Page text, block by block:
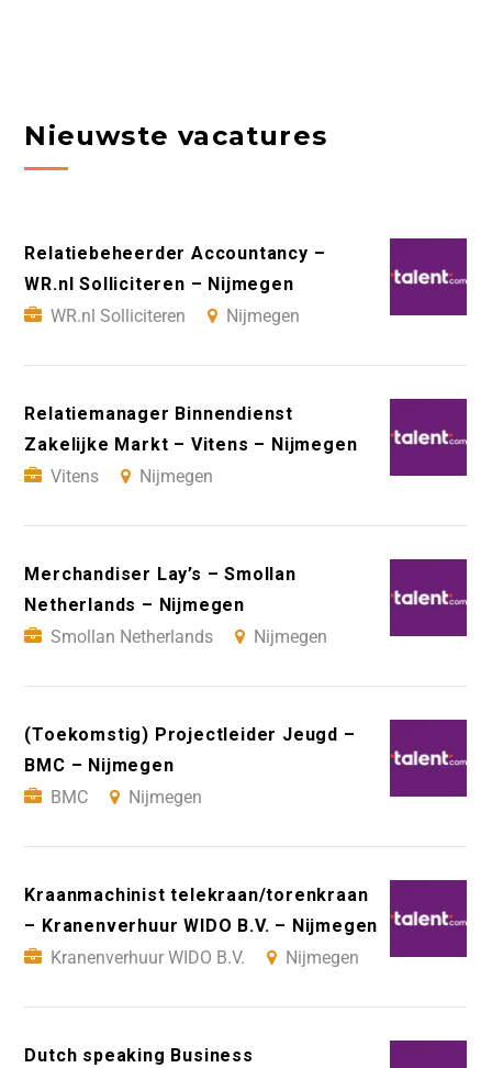
Nieuwste vacatures
Relatiebeheerder Accountancy –
WR.nl Solliciteren – Nijmegen
WR.nl Solliciteren
Nijmegen
Relatiemanager Binnendienst
Zakelijke Markt – Vitens – Nijmegen
Vitens
Nijmegen
Merchandiser Lay’s – Smollan
Netherlands – Nijmegen
Smollan Netherlands
Nijmegen
(Toekomstig) Projectleider Jeugd –
BMC – Nijmegen
BMC
Nijmegen
Kraanmachinist telekraan/torenkraan
– Kranenverhuur WIDO B.V. – Nijmegen
Kranenverhuur WIDO B.V.
Nijmegen
Dutch speaking Business